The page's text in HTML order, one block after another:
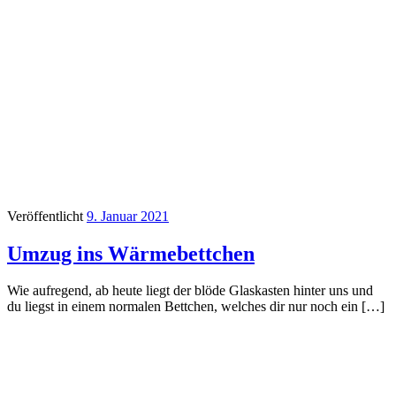
Veröffentlicht 9. Januar 2021
Umzug ins Wärmebettchen
Wie aufregend, ab heute liegt der blöde Glaskasten hinter uns und
du liegst in einem normalen Bettchen, welches dir nur noch ein […]